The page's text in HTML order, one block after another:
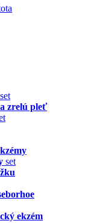
set
zrelú pleť
set
ekzém